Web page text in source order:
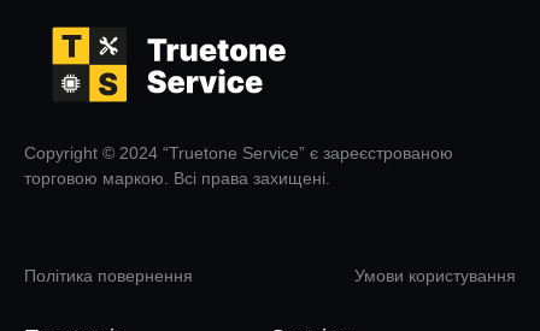
Copyright © 2024 “Truetone Service” є зареєстрованою
торговою маркою. Всі права захищені.
Політика повернення Умови користування